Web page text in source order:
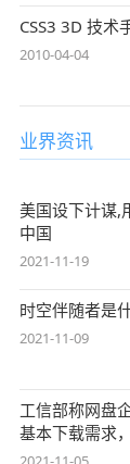
CSS3 3D 技术
2010-04-04
业界资讯
美国设下计谋,
中国
2021-11-19
时空伴随者是
2021-11-09
工信部称网盘
基本下载需求
始终